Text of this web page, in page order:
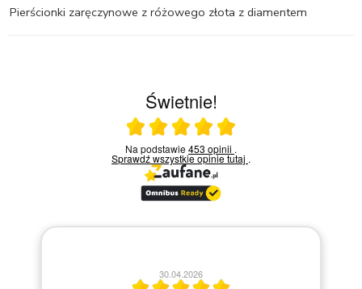
Pierścionki zaręczynowe z różowego złota z diamentem
Świetnie!
Ocena średnia 5 na 5
Na podstawie453 opinii .
Sprawdź wszystkie opinietutaj .
20.04.2026